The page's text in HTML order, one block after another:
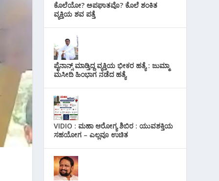
ಕೊಲೆಯೋ? ಅಪಘಾತವೊ? ಕೊಲೆ ಶಂಕಿತ
ವ್ಯಕ್ತಿಯ ಶವ ಪತ್ತೆ
ಪೈನಾನ್ಸ್ ಮಾಡ್ತಿದ್ದ ವ್ಯಕ್ತಿಯ ಭೀಕರ‌ ಹತ್ಯೆ : ಜುಮ್ಮಾ
ಮಸೀದಿ ಹಿಂಭಾಗ ನಡೆದ ಹತ್ಯೆ
VIDIO : ಮಹಾ ಆರೋಗ್ಯ ಶಿಬಿರ : ಯುವಶಕ್ತಿಯ
ಸಹಯೋಗ – ಎಲ್ಲವೂ ಉಚಿತ